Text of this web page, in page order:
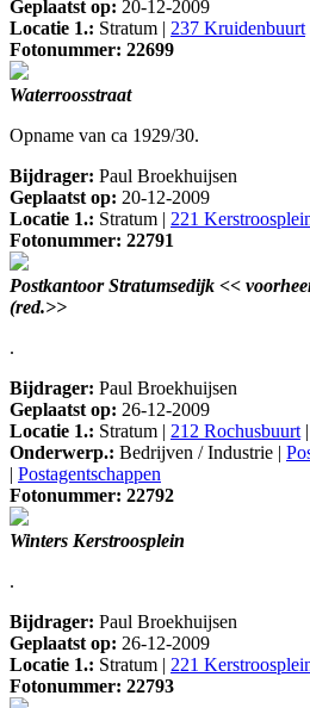
Geplaatst op: 20-12-2009
Locatie 1.: Stratum | 237 Kruidenbuurt
Fotonummer: 22699
Waterroosstraat
Opname van ca 1929/30.
Bijdrager: Paul Broekhuijsen
Geplaatst op: 20-12-2009
Locatie 1.: Stratum | 221
Fotonummer: 22791
Postkantoor Stratumsedijk <<
(red.>>
.
Bijdrager: Paul Broekhuijsen
Geplaatst op: 26-12-2009
Locatie 1.: Stratum | 212 Rochusbuurt |
Onderwerp.: Bedrijven / Industrie |
| Postagentschappen
Fotonummer: 22792
Winters Kerstroosplein
.
Bijdrager: Paul Broekhuijsen
Geplaatst op: 26-12-2009
Locatie 1.: Stratum | 221
Fotonummer: 22793